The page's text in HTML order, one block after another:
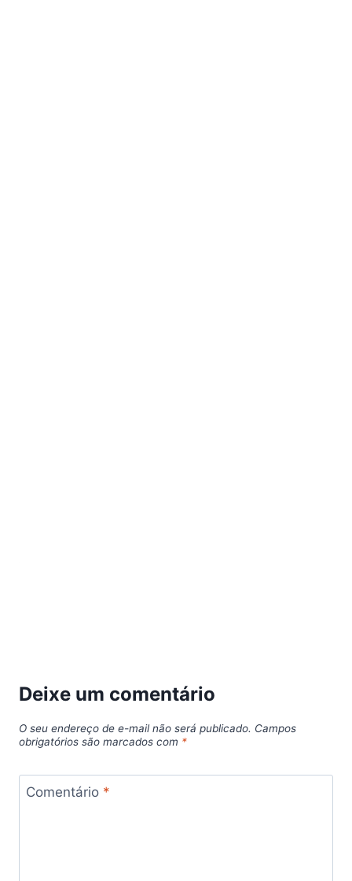
Deixe um comentário
O seu endereço de e-mail não será publicado. Campos
obrigatórios são marcados com *
Comentário *